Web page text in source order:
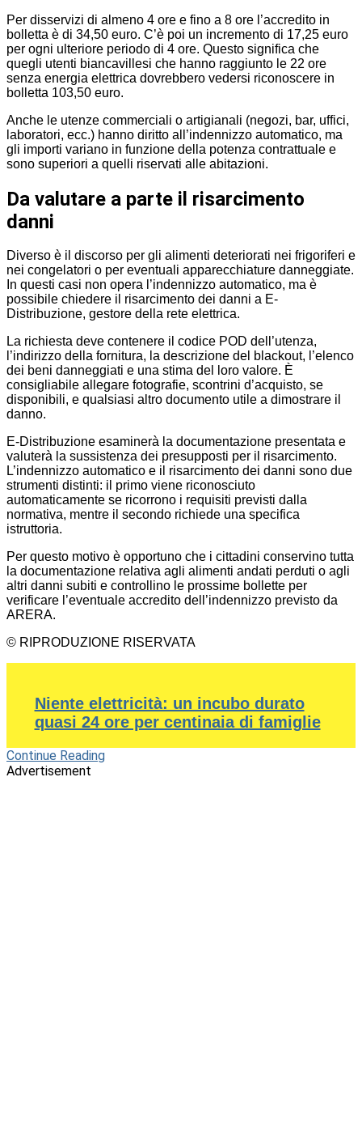
Per disservizi di almeno 4 ore e fino a 8 ore l’accredito in
bolletta è di 34,50 euro. C’è poi un incremento di 17,25 euro
per ogni ulteriore periodo di 4 ore. Questo significa che
quegli utenti biancavillesi che hanno raggiunto le 22 ore
senza energia elettrica dovrebbero vedersi riconoscere in
bolletta 103,50 euro.
Anche le utenze commerciali o artigianali (negozi, bar, uffici,
laboratori, ecc.) hanno diritto all’indennizzo automatico, ma
gli importi variano in funzione della potenza contrattuale e
sono superiori a quelli riservati alle abitazioni.
Da valutare a parte il risarcimento
danni
Diverso è il discorso per gli alimenti deteriorati nei frigoriferi e
nei congelatori o per eventuali apparecchiature danneggiate.
In questi casi non opera l’indennizzo automatico, ma è
possibile chiedere il risarcimento dei danni a E-
Distribuzione, gestore della rete elettrica.
La richiesta deve contenere il codice POD dell’utenza,
l’indirizzo della fornitura, la descrizione del blackout, l’elenco
dei beni danneggiati e una stima del loro valore. È
consigliabile allegare fotografie, scontrini d’acquisto, se
disponibili, e qualsiasi altro documento utile a dimostrare il
danno.
E-Distribuzione esaminerà la documentazione presentata e
valuterà la sussistenza dei presupposti per il risarcimento.
L’indennizzo automatico e il risarcimento dei danni sono due
strumenti distinti: il primo viene riconosciuto
automaticamente se ricorrono i requisiti previsti dalla
normativa, mentre il secondo richiede una specifica
istruttoria.
Per questo motivo è opportuno che i cittadini conservino tutta
la documentazione relativa agli alimenti andati perduti o agli
altri danni subiti e controllino le prossime bollette per
verificare l’eventuale accredito dell’indennizzo previsto da
ARERA.
© RIPRODUZIONE RISERVATA
Niente elettricità: un incubo durato
quasi 24 ore per centinaia di famiglie
Continue Reading
Advertisement